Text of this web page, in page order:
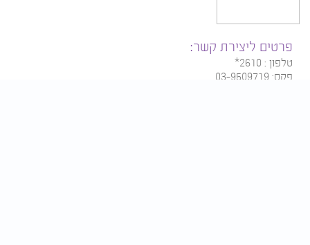
פרטים ליצירת קשר:
טלפון : 2610*
פקס: 03-9509719